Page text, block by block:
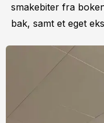
smakebiter fra
bak, samt et eget